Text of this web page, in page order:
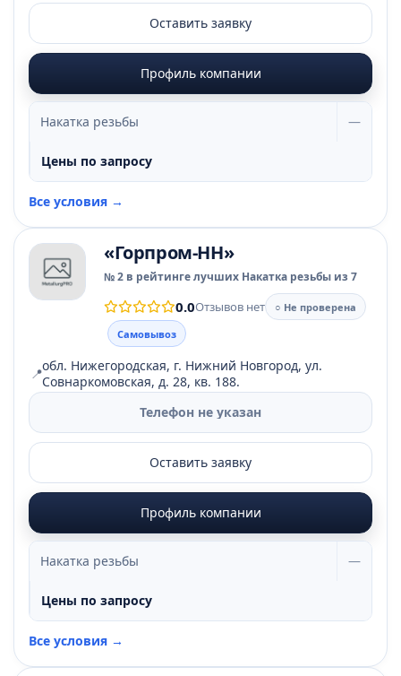
Оставить заявку
Профиль компании
Накатка резьбы —
Цены по запросу
Все условия →
«Горпром-НН»
№ 2 в рейтинге лучших Накатка резьбы из 7
0.0Отзывов нет
○ Не проверена
Самовывоз
📍обл. Нижегородская, г. Нижний Новгород, ул.
Совнаркомовская, д. 28, кв. 188.
Телефон не указан
Оставить заявку
Профиль компании
Накатка резьбы —
Цены по запросу
Все условия →